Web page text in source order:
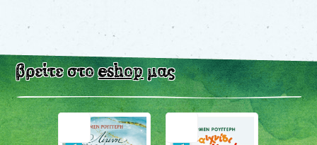
βρείτε στοeshopμας